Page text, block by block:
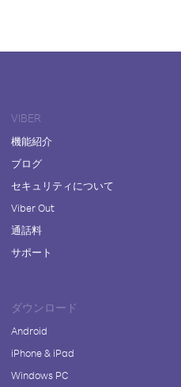
VIBER
機能紹介
ブログ
セキュリティについて
Viber Out
通話料
サポート
ダウンロード
Android
iPhone & iPad
Windows PC